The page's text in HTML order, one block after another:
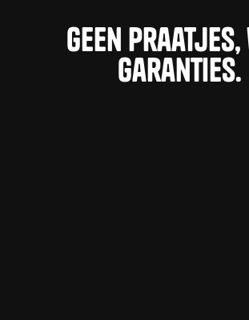
Geen
garanties.